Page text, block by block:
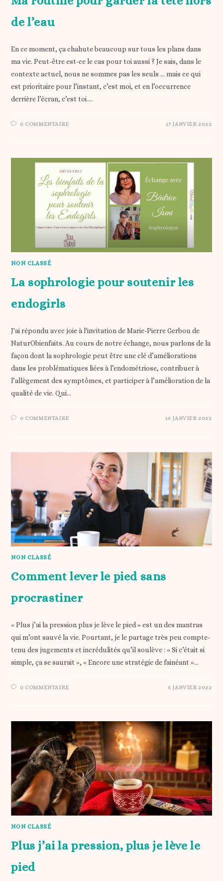
de l’eau
En ce moment, ça chahute beaucoup sur tous les plans dans
ma vie. Peut-être est-ce le cas pour toi aussi ? Je sais, dans le
contexte actuel, nous ne sommes pas les seuls … mais ce qui
est prioritaire pour l’instant, c’est moi, et en l’occurrence
derrière l’écran, c’est toi.…
0 COMMENTAIRE 17 JANVIER 2022
NON CLASSÉ
La sophrologie pour soutenir les
endogirls
J'ai répondu avec joie à l'invitation de Marie-Pierre Gerbou de
NaturObienfaits. Au cours de notre échange, nous parlons de la
façon dont la sophrologie peut être une clé d’améliorations
dans les problématiques liées à l’endométriose, contribuer à
l’allègement des symptômes, et participer à l’amélioration de la
qualité de vie. Qui…
0 COMMENTAIRE 15 JANVIER 2022
NON CLASSÉ
Comment lever le pied sans
procrastiner
« Plus j’ai la pression plus je lève le pied » est un des mantras
qui m’ont sauvé la vie. Pourtant, je le partage très peu compte-
tenu des jugements et incrédulités qu’il soulève : « Si c’était si
simple, ça se saurait », « Encore une stratégie de fainéant »…
0 COMMENTAIRE 5 JANVIER 2022
NON CLASSÉ
Plus j’ai la pression, plus je lève le
pied